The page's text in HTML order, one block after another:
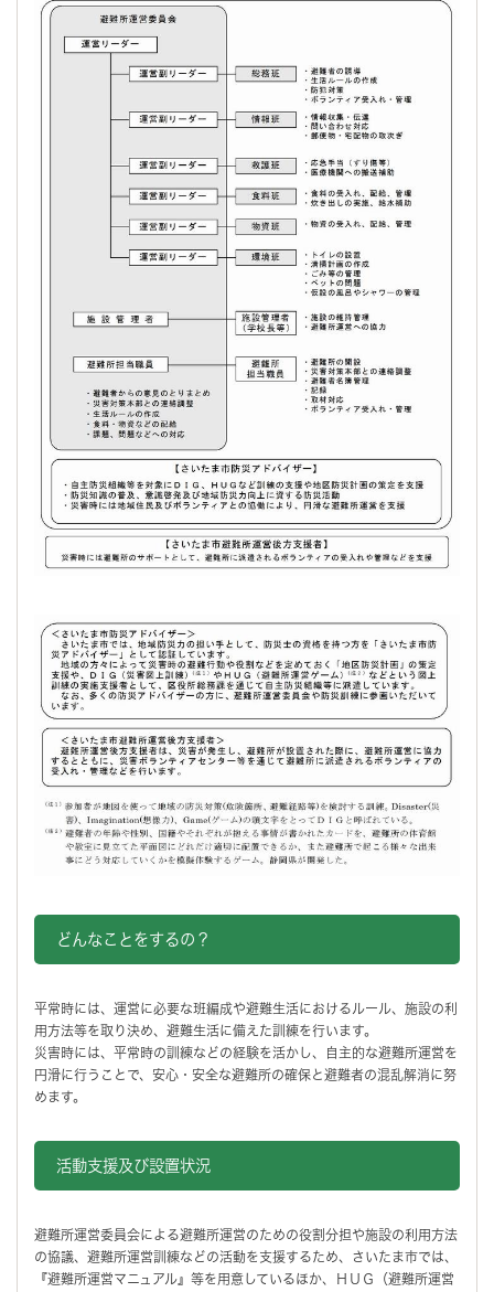
どんなことをするの？
平常時には、運営に必要な班編成や避難生活におけるルール、施設の利
用方法等を取り決め、避難生活に備えた訓練を行います。
災害時には、平常時の訓練などの経験を活かし、自主的な避難所運営を
円滑に行うことで、安心・安全な避難所の確保と避難者の混乱解消に努
めます。
活動支援及び設置状況
避難所運営委員会による避難所運営のための役割分担や施設の利用方法
の協議、避難所運営訓練などの活動を支援するため、さいたま市では、
『避難所運営マニュアル』等を用意しているほか、ＨＵＧ（避難所運営